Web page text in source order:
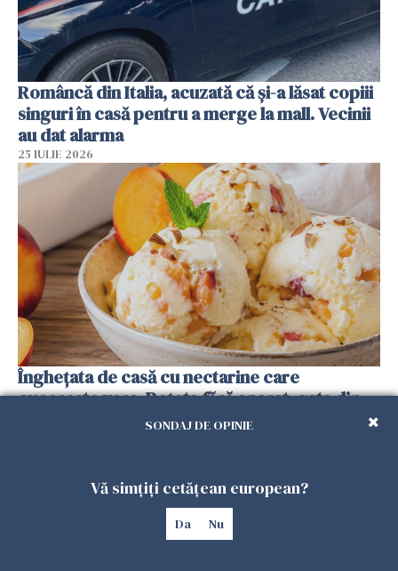
Româncă din Italia, acuzată că și-a lăsat copiii
singuri în casă pentru a merge la mall. Vecinii
au dat alarma
25 IULIE 2026
Înghețata de casă cu nectarine care
cucerește vara. Rețeta fără aparat, gata din
câteva ingredienteSONDAJ DE OPINIE
Vă simțiți cetățean european?
Da Nu